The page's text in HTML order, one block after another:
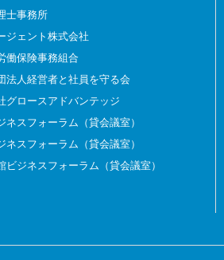
士事務所
ジェント株式会社
働保険事務組合
法人経営者と社員を守る会
グロースアドバンテッジ
ネスフォーラム（貸会議室）
ネスフォーラム（貸会議室）
ビジネスフォーラム（貸会議室）